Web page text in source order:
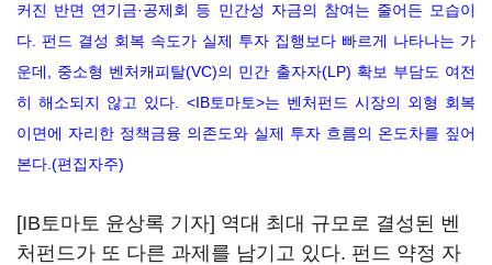
커진 반면 연기금·공제회 등 민간성 자금의 참여는 줄어든 모습이
다. 펀드 결성 회복 속도가 실제 투자 집행보다 빠르게 나타나는 가
운데, 중소형 벤처캐피탈(VC)의 민간 출자자(LP) 확보 부담도 여전
히 해소되지 않고 있다. <IB토마토>는 벤처펀드 시장의 외형 회복
이면에 자리한 정책금융 의존도와 실제 투자 흐름의 온도차를 짚어
본다.(편집자주)
[IB토마토 윤상록 기자] 역대 최대 규모로 결성된 벤
처펀드가 또 다른 과제를 남기고 있다. 펀드 약정 자